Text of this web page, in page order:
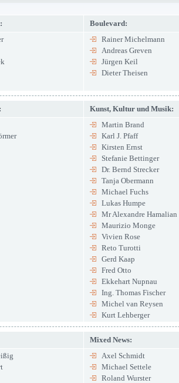
Boulevard:
Rainer Michelmann
Andreas Greven
Jürgen Keil
Dieter Theisen
Kunst, Kultur und Musik:
Martin Brand
Karl J. Pfaff
Kirsten Ernst
Stefanie Bettinger
Dr. Bernd Strecker
Tanja Obermann
Michael Fuchs
Lukas Humpe
Mr Alexandre Hamalian
Maurizio Monge
Vivien Rose
Reto Turotti
Gerd Kaap
Fred Otto
Ekkehart Nupnau
Ing. Thomas Fischer
Michel van Reysen
Kurt Lehberger
Mixed News:
Axel Schmidt
Michael Settele
Roland Wurster